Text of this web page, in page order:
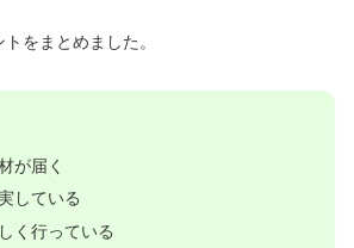
をまとめました。
が届く
している
く行っている